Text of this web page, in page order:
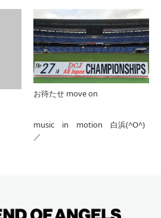
お待たせ move on
music in motion 白浜(^O^)
／